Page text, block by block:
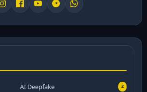
AI Deepfake 2